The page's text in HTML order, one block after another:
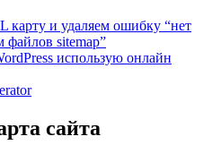
карту и удаляем ошибку “нет
файлов sitemap”
использую онлайн
сайта